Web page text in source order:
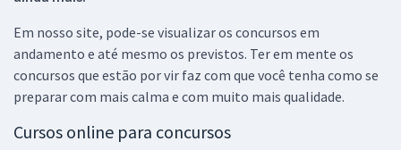
Em nosso site, pode-se visualizar os concursos em
andamento e até mesmo os previstos. Ter em mente os
concursos que estão por vir faz com que você tenha como se
preparar com mais calma e com muito mais qualidade.
Cursos online para concursos